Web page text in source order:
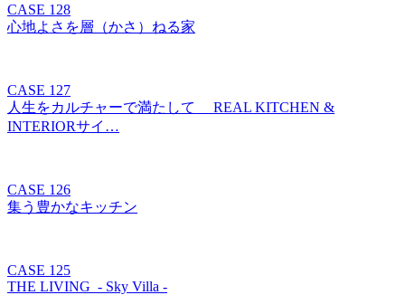
CASE 128
心地よさを層（かさ）ねる家
CASE 127
人生をカルチャーで満たして REAL KITCHEN &
INTERIORサイ…
CASE 126
集う豊かなキッチン
CASE 125
THE LIVING - Sky Villa -